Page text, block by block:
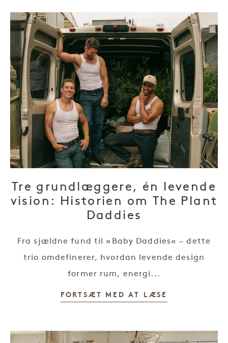
Tre grundlæggere, én levende
vision: Historien om The Plant
Daddies
Fra sjældne fund til »Baby Daddies« – dette
trio omdefinerer, hvordan levende design
former rum, energi...
FORTSÆT MED AT LÆSE